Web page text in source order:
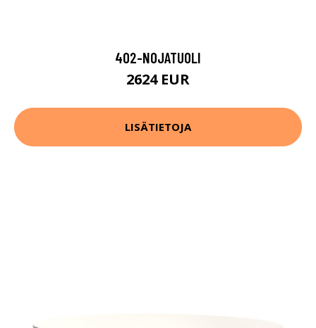
402-NOJATUOLI
2624 EUR
LISÄTIETOJA